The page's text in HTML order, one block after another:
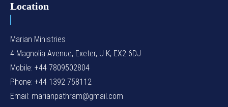
Location
Marian Ministries
4 Magnolia Avenue, Exeter, U K, EX2 6DJ
Mobile: +44 7809502804
Phone: +44 1392 758112
Email: marianpathram@gmail.com